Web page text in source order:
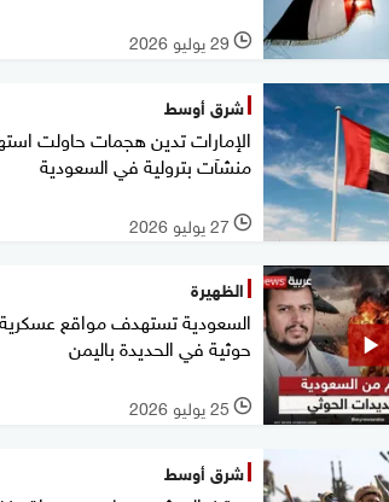
l 29 يوليو 2026
شرق أوسط
الإمارات تدين هجمات حاولت
منشآت بترولية في السعودية
l 27 يوليو 2026
الظهيرة
السعودية تستهدف مواقع عسكرية
حوثية في الحديدة باليمن
l 25 يوليو 2026
شرق أوسط